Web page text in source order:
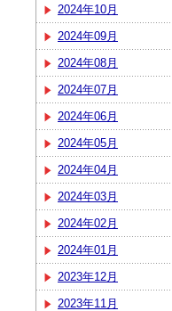
2024年10月
2024年09月
2024年08月
2024年07月
2024年06月
2024年05月
2024年04月
2024年03月
2024年02月
2024年01月
2023年12月
2023年11月